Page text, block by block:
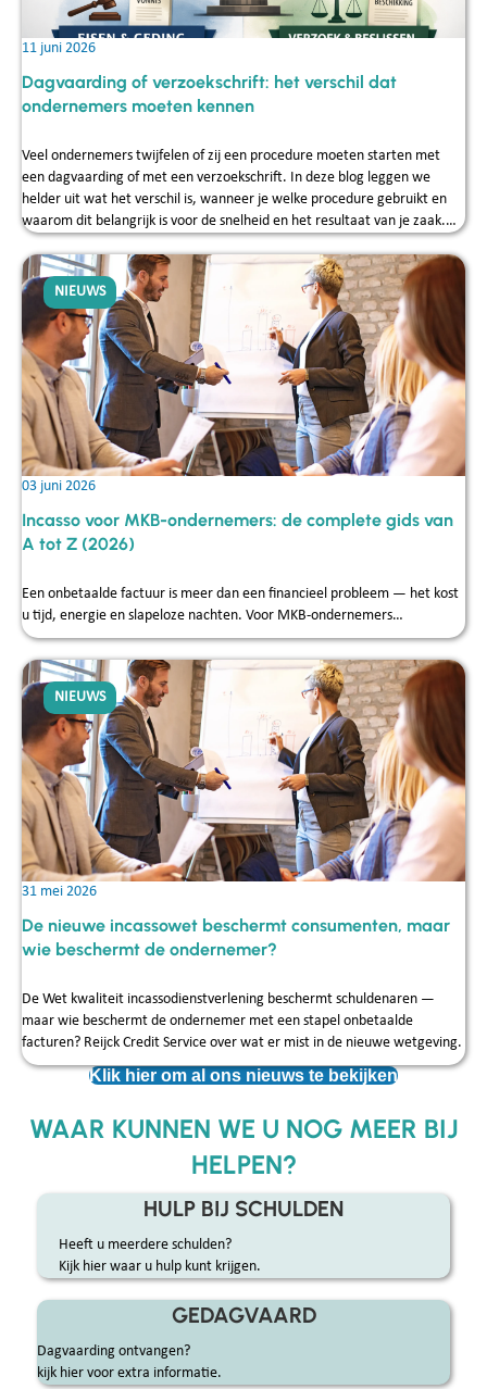
11 juni 2026
Dagvaarding of verzoekschrift: het verschil dat
ondernemers moeten kennen
Veel ondernemers twijfelen of zij een procedure moeten starten met
een dagvaarding of met een verzoekschrift. In deze blog leggen we
helder uit wat het verschil is, wanneer je welke procedure gebruikt en
waarom dit belangrijk is voor de snelheid en het resultaat van je zaak.
de juiste juridische route, zodat fouten worden voorkomen en
vorderingen effectief kunnen worden geïncasseerd.
NIEUWS
03 juni 2026
Incasso voor MKB-ondernemers: de complete gids van
A tot Z (2026)
Een onbetaalde factuur is meer dan een financieel probleem — het kost
u tijd, energie en slapeloze nachten. Voor MKB-ondernemers…
NIEUWS
31 mei 2026
De nieuwe incassowet beschermt consumenten, maar
wie beschermt de ondernemer?
De Wet kwaliteit incassodienstverlening beschermt schuldenaren —
maar wie beschermt de ondernemer met een stapel onbetaalde
facturen? Reijck Credit Service over wat er mist in de nieuwe wetgeving.
Klik hier om al ons nieuws te bekijken
WAAR KUNNEN WE U NOG MEER BIJ
HELPEN?
HULP BIJ SCHULDEN
Heeft u meerdere schulden?
Kijk hier waar u hulp kunt krijgen.
GEDAGVAARD
Dagvaarding ontvangen?
kijk hier voor extra informatie.